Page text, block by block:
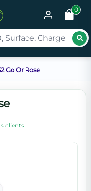
0
Go Or Rose
clients